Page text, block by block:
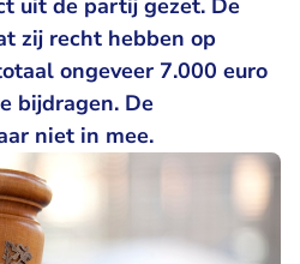
uit de partij gezet. De
zij recht hebben op
ongeveer 7.000 euro
bijdragen. De
niet in mee.